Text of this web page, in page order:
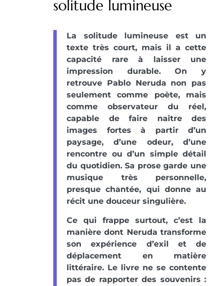
solitude lumineuse
La solitude lumineuse est un
texte très court, mais il a cette
capacité rare à laisser une
impression durable. On y
retrouve Pablo Neruda non pas
seulement comme poète, mais
comme observateur du réel,
capable de faire naître des
images fortes à partir d’un
paysage, d’une odeur, d’une
rencontre ou d’un simple détail
du quotidien. Sa prose garde une
musique très personnelle,
presque chantée, qui donne au
récit une douceur singulière.
Ce qui frappe surtout, c’est la
manière dont Neruda transforme
son expérience d’exil et de
déplacement en matière
littéraire. Le livre ne se contente
pas de rapporter des souvenirs :